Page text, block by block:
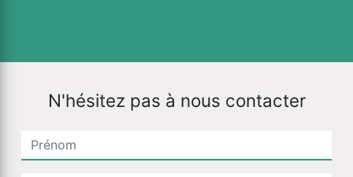
N'hésitez pas à nous contacter